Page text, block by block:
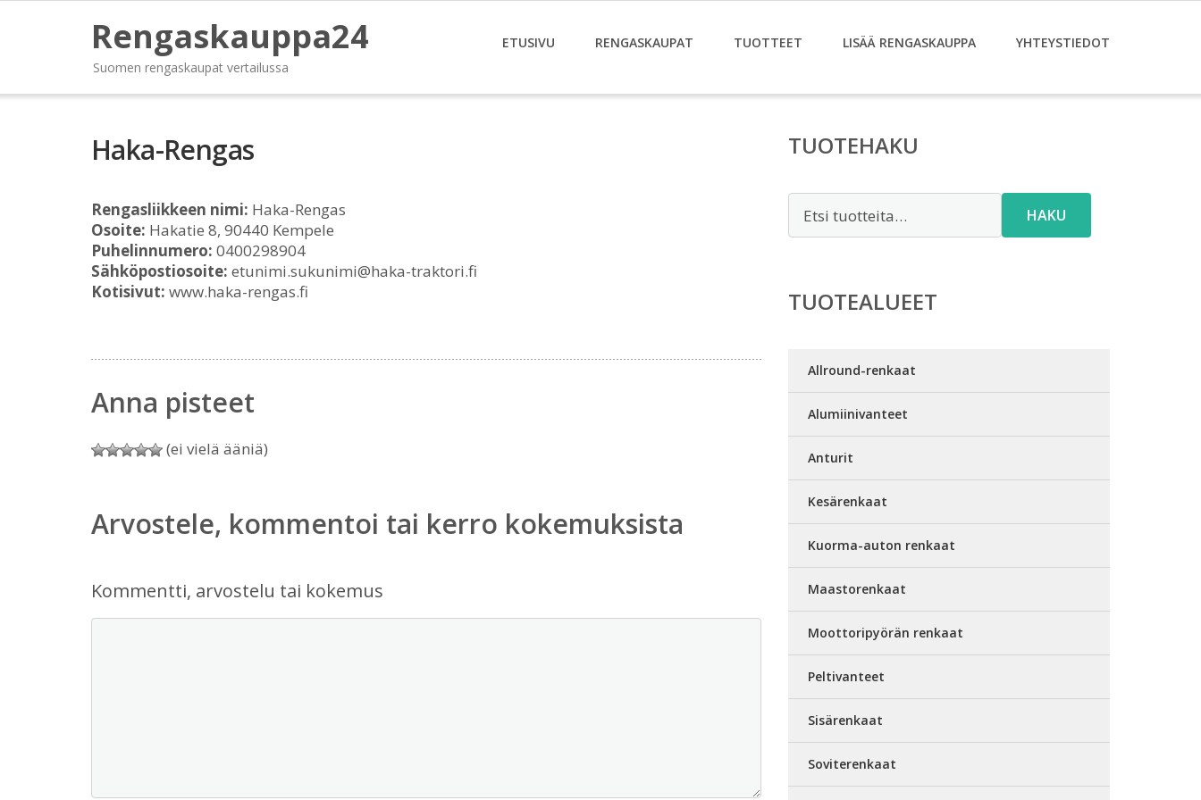
Rengaskauppa24
Suomen rengaskaupat vertailussa
ETUSIVU RENGASKAUPAT TUOTTEET LISÄÄ RENGASKAUPPA YHTEYSTIEDOT
Haka-Rengas
Rengasliikkeen nimi: Haka-Rengas
Osoite: Hakatie 8, 90440 Kempele
Puhelinnumero: 0400298904
Sähköpostiosoite: etunimi.sukunimi@haka-traktori.fi
Kotisivut: www.haka-rengas.fi
Anna pisteet
(ei vielä ääniä)
Arvostele, kommentoi tai kerro kokemuksista
Kommentti, arvostelu tai kokemus
TUOTEHAKU
HAKU
TUOTEALUEET
Allround-renkaat
Alumiinivanteet
Anturit
Kesärenkaat
Kuorma-auton renkaat
Maastorenkaat
Moottoripyörän renkaat
Peltivanteet
Sisärenkaat
Soviterenkaat